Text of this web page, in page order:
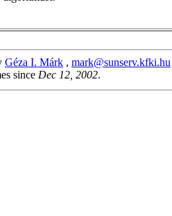
Géza I. Márk , mark@sunserv.kfki.hu
since Dec 12, 2002.